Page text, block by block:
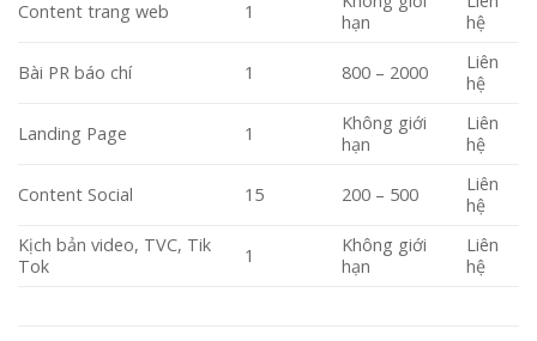
Content trang web 1
hạn
hệ
Bài PR báo chí 1 800 – 2000
Liên
hệ
Landing Page 1
Không giới
hạn
Liên
hệ
Content Social 15 200 – 500
Liên
hệ
Kịch bản video, TVC, Tik
Tok
1
Không giới
hạn
Liên
hệ